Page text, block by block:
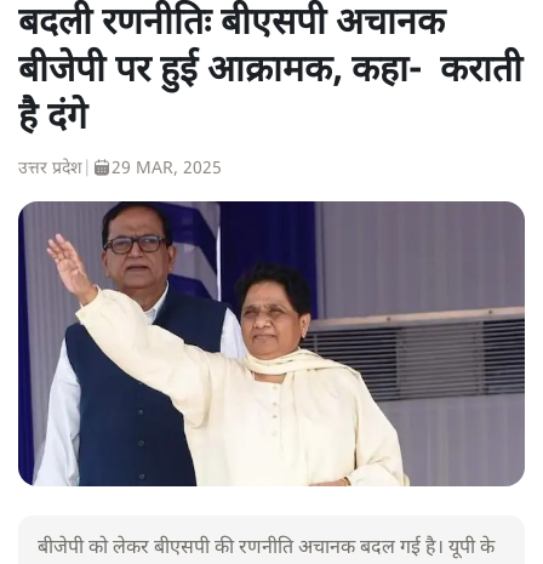
बदली रणनीतिः बीएसपी अचानक
बीजेपी पर हुई आक्रामक, कहा- कराती
है दंगे
उत्तर प्रदेश 29 MAR, 2025
बीजेपी को लेकर बीएसपी की रणनीति अचानक बदल गई है। यूपी के